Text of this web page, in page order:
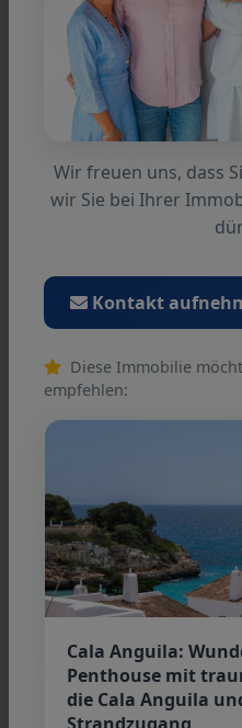
Die von uns
auf Angaben des
Verkäuferin. Für die
Vollständigkeit der
bzw. Haftung
Zwischenverkauf und
Sonstiges
für die Kauf-
AGB
Wir weisen auf unsere
Geschäftsbedingungen
Inanspruchnahme
Wir freuen uns, dass
wir Sie bei Ihrer
Kontakt
Diese Immobilie
empfehlen:
Cala Anguila:
Penthouse mit
die Cala Anguila